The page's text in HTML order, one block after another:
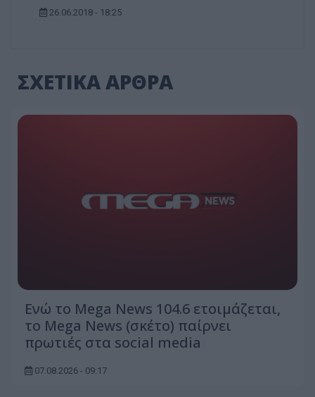
26.06.2018 - 18:25
ΣΧΕΤΙΚΑ ΑΡΘΡΑ
Ενώ το Mega News 104.6 ετοιμάζεται,
το Mega News (σκέτο) παίρνει
πρωτιές στα social media
07.08.2026 - 09:17